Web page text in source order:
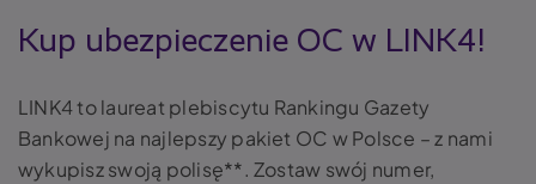
Kup ubezpieczenie OC w LINK4!
LINK4 to laureat plebiscytu Rankingu Gazety
Bankowej na najlepszy pakiet OC w Polsce – z nami
wykupisz swoją polisę**. Zostaw swój numer,